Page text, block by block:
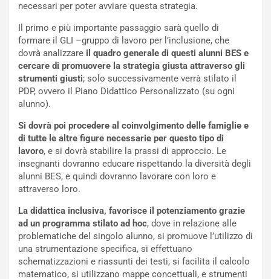
necessari per poter avviare questa strategia.
Il primo e più importante passaggio sarà quello di
formare il GLI –gruppo di lavoro per l’inclusione, che
dovrà analizzare il quadro generale di questi alunni BES e
cercare di promuovere la strategia giusta attraverso gli
strumenti giusti; solo successivamente verrà stilato il
PDP, ovvero il Piano Didattico Personalizzato (su ogni
alunno).
Si dovrà poi procedere al coinvolgimento delle famiglie e
di tutte le altre figure necessarie per questo tipo di
lavoro, e si dovrà stabilire la prassi di approccio. Le
insegnanti dovranno educare rispettando la diversità degli
alunni BES, e quindi dovranno lavorare con loro e
attraverso loro.
La didattica inclusiva, favorisce il potenziamento grazie
ad un programma stilato ad hoc, dove in relazione alle
problematiche del singolo alunno, si promuove l’utilizzo di
una strumentazione specifica, si effettuano
schematizzazioni e riassunti dei testi, si facilita il calcolo
matematico, si utilizzano mappe concettuali, e strumenti